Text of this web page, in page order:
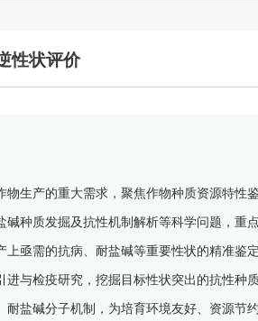
性状评价
物生产的重大需求，聚焦作物种质资源特性
碱种质发掘及抗性机制解析等科学问题，重
上亟需的抗病、耐盐碱等重要性状的精准鉴
进与检疫研究，挖掘目标性状突出的抗性种
耐盐碱分子机制，为培育环境友好、资源节